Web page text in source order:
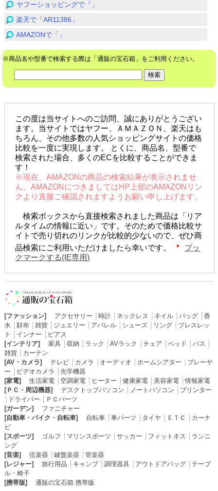
ヤフーショッピングで「」
楽天で「AR11386」
AMAZONで「」
※商品名や型番で検索する際は「通販の宝石箱」をご利用ください。
この度は当サイトへのご訪問、誠にありがとうござい
ます。当サイトではヤフー、ＡＭＡＺＯＮ、楽天はも
ちろん、その他多数の人気ショッピングサイトの価格
比較を一度に実現します。 とくに、商品名、型番で
検索された場合、多くのECを比較することができま
す！
※現在、AMAZONの商品の検索結果が表示されませ
ん。AMAZONにつきましてはHP上部のAMAZONリン
クより直接ご確認されますようお願い申し上げます。
検索ボックスから直接検索されました商品は「リア
ルタイムの情報に近い」です。そのためで価格比較サ
イトで売り切れのリンクが比較的少ないので、ぜひ商
品検索にご利用いただけましたら幸いです。
ブッ
クマークする(IE専用)
[ファッション] アクセサリー 時計│ ネックレス ネイル│ バッグ│ 香
水
財布│ 雑貨│ ジュエリー アパレル│ シューズ│ リング│ ブレスレッ
ト
インナー
ピアス
[インテリア]
家具│ 収納 ラック AVラック チェア ベッド バス
雑貨│ カーテン
[AV・カメラ]
テレビ│ カメラ オーディオ ホームシアター
プレーヤ
ー
ビデオカメラ
光学機器
[家電]
生活家電│ 空調家電│ ヒーター 健康家電│ 美容家電│情報家電
[ＰＣ・周辺機器]
デスクトップパソコン ノートパソコン
プリンター
ドライバー
ＰＣパーツ
[ガーデン]
ファニチャー
[自動車・バイク・自転車]
自転車│ 車パーツ タイヤ ＥＴＣ
カーナ
ビ
[スポーツ]
ゴルフ マリンスポーツ サッカー フィットネス
ランニ
ング
[音楽]
弦楽器 鍵盤楽器
管楽器
[レジャー]
旅行用品 キャンプ│ 調理器具│ アウトドアバッグ│ テーブ
ル・椅子
[携帯版]
通販の宝石箱 携帯版